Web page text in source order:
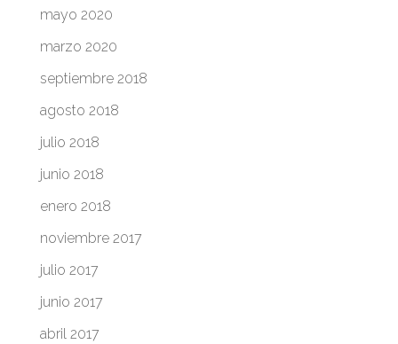
mayo 2020
marzo 2020
septiembre 2018
agosto 2018
julio 2018
junio 2018
enero 2018
noviembre 2017
julio 2017
junio 2017
abril 2017